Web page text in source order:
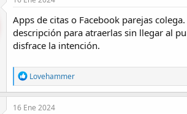
Apps de citas o Facebook parejas
descripción para atraerlas sin llegar al
disfrace la intención.
R
e
a
c
Lovehammer
16 Ene 2024